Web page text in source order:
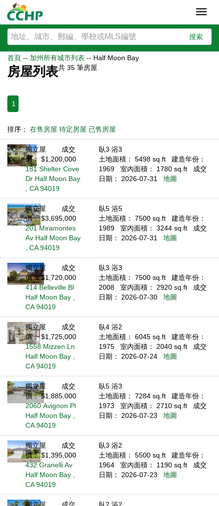
搜索
首頁 -- 加州所有城市列表 -- Half Moon Bay
房屋列表共 35 筆房屋
1
排序： 在售房屋 待定房屋 已售房屋
獨立屋
成交
價： $1,200,000
181 Shelter Cove
Dr Half Moon Bay
, CA 94019
臥3 浴3
土地面積： 5498 sq.ft
建造年份：
1969
室內面積： 1780 sq.ft
成交
日期： 2026-07-31
地圖
獨立屋
成交
價： $3,695,000
201 Miramontes
Av Half Moon Bay
, CA 94019
臥5 浴5
土地面積： 7500 sq.ft
建造年份：
1989
室內面積： 3244 sq.ft
成交
日期： 2026-07-31
地圖
獨立屋
成交
價： $1,720,000
414 Belleville Bl
Half Moon Bay ,
CA 94019
臥3 浴3
土地面積： 7500 sq.ft
建造年份：
2008
室內面積： 2920 sq.ft
成交
日期： 2026-07-30
地圖
獨立屋
成交
價： $1,725,000
1558 Mizzen Ln
Half Moon Bay ,
CA 94019
臥4 浴2
土地面積： 6045 sq.ft
建造年份：
1975
室內面積： 2040 sq.ft
成交
日期： 2026-07-24
地圖
獨立屋
成交
價： $1,885,000
2060 Avignon Pl
Half Moon Bay ,
CA 94019
臥5 浴3
土地面積： 7284 sq.ft
建造年份：
1973
室內面積： 2710 sq.ft
成交
日期： 2026-07-23
地圖
獨立屋
成交
價： $1,395,000
432 Granelli Av
Half Moon Bay ,
CA 94019
臥3 浴2
土地面積： 5500 sq.ft
建造年份：
1964
室內面積： 1190 sq.ft
成交
日期： 2026-07-23
地圖